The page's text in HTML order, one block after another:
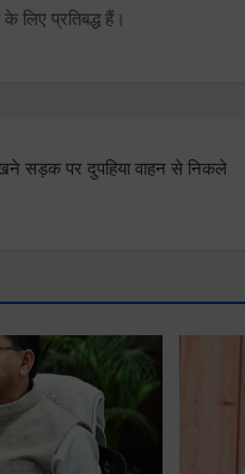
लिए प्रतिबद्ध हैं।
सड़क पर दुपहिया वाहन से निकले